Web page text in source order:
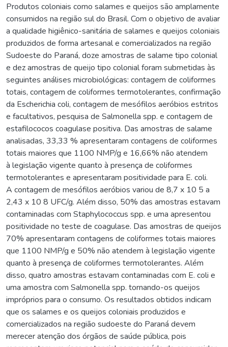
Produtos coloniais como salames e queijos são amplamente
consumidos na região sul do Brasil. Com o objetivo de avaliar
a qualidade higiênico-sanitária de salames e queijos coloniais
produzidos de forma artesanal e comercializados na região
Sudoeste do Paraná, doze amostras de salame tipo colonial
e dez amostras de queijo tipo colonial foram submetidas às
seguintes análises microbiológicas: contagem de coliformes
totais, contagem de coliformes termotolerantes, confirmação
da Escherichia coli, contagem de mesófilos aeróbios estritos
e facultativos, pesquisa de Salmonella spp. e contagem de
estafilococos coagulase positiva. Das amostras de salame
analisadas, 33,33 % apresentaram contagens de coliformes
totais maiores que 1100 NMP/g e 16,66% não atendem
à legislação vigente quanto à presença de coliformes
termotolerantes e apresentaram positividade para E. coli.
A contagem de mesófilos aeróbios variou de 8,7 x 10 5 a
2,43 x 10 8 UFC/g. Além disso, 50% das amostras estavam
contaminadas com Staphylococcus spp. e uma apresentou
positividade no teste de coagulase. Das amostras de queijos
70% apresentaram contagens de coliformes totais maiores
que 1100 NMP/g e 50% não atendem à legislação vigente
quanto à presença de coliformes termotolerantes. Além
disso, quatro amostras estavam contaminadas com E. coli e
uma amostra com Salmonella spp. tornando-os queijos
impróprios para o consumo. Os resultados obtidos indicam
que os salames e os queijos coloniais produzidos e
comercializados na região sudoeste do Paraná devem
merecer atenção dos órgãos de saúde pública, pois